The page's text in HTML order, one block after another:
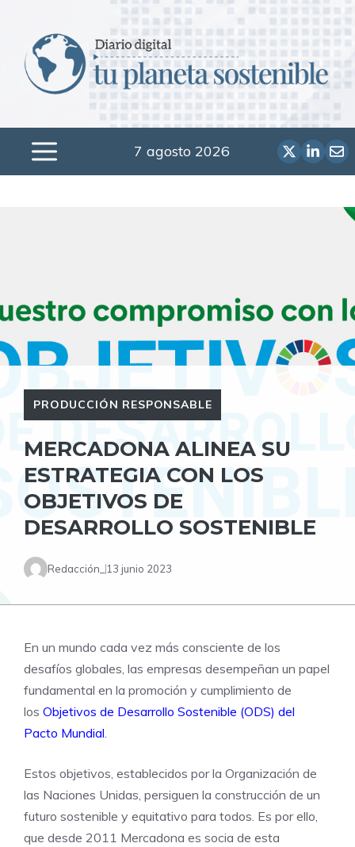
contenido
Menú
7 agosto 2026
PRODUCCIÓN RESPONSABLE
MERCADONA ALINEA SU
ESTRATEGIA CON LOS
OBJETIVOS DE
DESARROLLO SOSTENIBLE
Redacción_ 13 junio 2023
En un mundo cada vez más consciente de los
desafíos globales, las empresas desempeñan un papel
fundamental en la promoción y cumplimiento de
los Objetivos de Desarrollo Sostenible (ODS) del
Pacto Mundial.
Estos objetivos, establecidos por la Organización de
las Naciones Unidas, persiguen la construcción de un
futuro sostenible y equitativo para todos. Es por ello,
que desde 2011 Mercadona es socia de esta